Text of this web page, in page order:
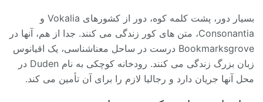
بسیار دور، پشت کلمه کوه، دور از کشورهای Vokalia و
Consonantia، متن های کور زندگی می کنند. جدا از هم، آنها در
Bookmarksgrove درست در ساحل معناشناسی، یک اقیانوس
زبان بزرگ زندگی می کنند. رودخانه کوچکی به نام Duden در
محل آنها جریان دارد و رجالیا لازم را برای آن تأمین می کند.